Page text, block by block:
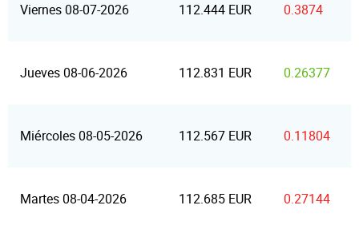
Viernes 08-07-2026 112.444 EUR 0.3874
Jueves 08-06-2026 112.831 EUR 0.26377
Miércoles 08-05-2026 112.567 EUR 0.11804
Martes 08-04-2026 112.685 EUR 0.27144